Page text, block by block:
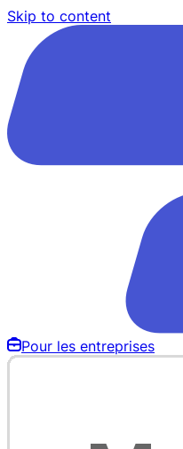
Skip to content
Pour les entreprises